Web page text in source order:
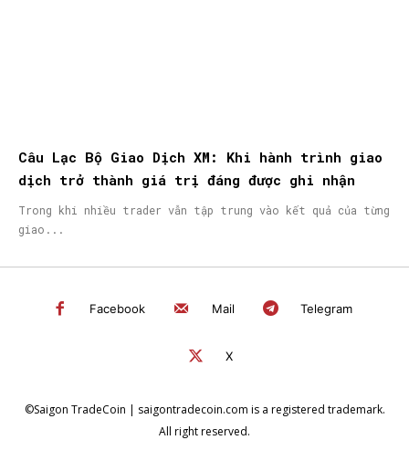
Câu Lạc Bộ Giao Dịch XM: Khi hành trình giao
dịch trở thành giá trị đáng được ghi nhận
Trong khi nhiều trader vẫn tập trung vào kết quả của từng
giao...
Facebook Mail Telegram
X
©Saigon TradeCoin | saigontradecoin.com is a registered trademark.
All right reserved.